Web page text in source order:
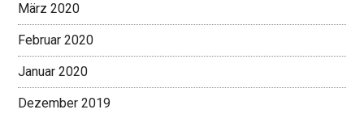
März 2020
Februar 2020
Januar 2020
Dezember 2019